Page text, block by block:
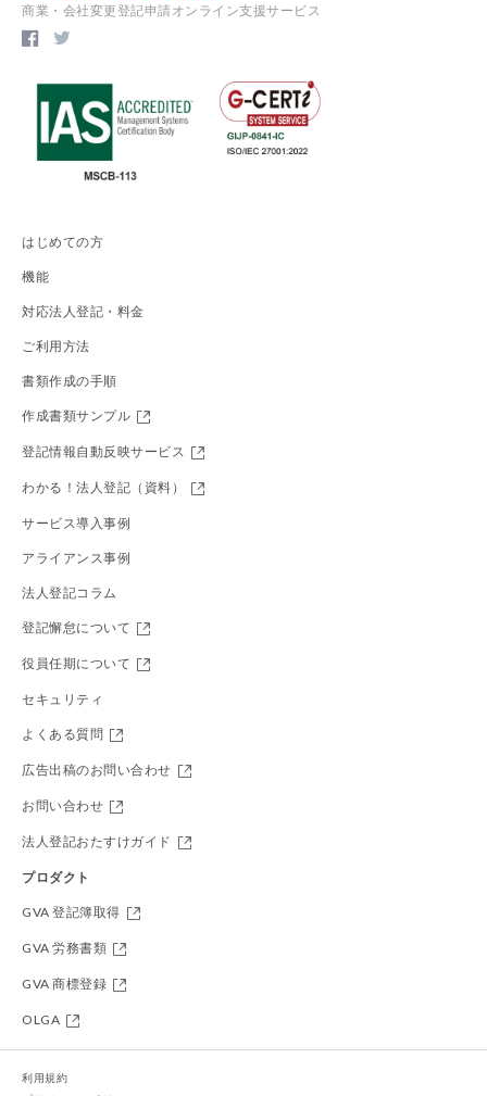
商業・会社変更登記申請オンライン支援サービス
はじめての方
機能
対応法人登記・料金
ご利用方法
書類作成の手順
作成書類サンプル
登記情報自動反映サービス
わかる！法人登記（資料）
サービス導入事例
アライアンス事例
法人登記コラム
登記懈怠について
役員任期について
セキュリティ
よくある質問
広告出稿のお問い合わせ
お問い合わせ
法人登記おたすけガイド
プロダクト
GVA 登記簿取得
GVA 労務書類
GVA 商標登録
OLGA
利用規約